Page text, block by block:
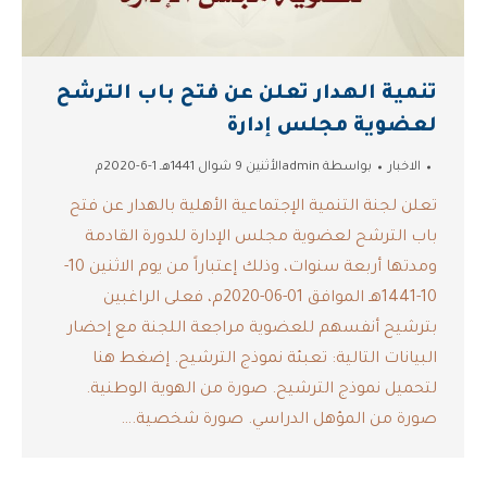
تنمية الهدار تعلن عن فتح باب الترشح
لعضوية مجلس إدارة
الاخبار بواسطة adminالأثنين 9 شوال 1441هـ 1-6-2020م
تعلن لجنة التنمية الإجتماعية الأهلية بالهدار عن فتح
باب الترشح لعضوية مجلس الإدارة للدورة القادمة
ومدتها أربعة سنوات، وذلك إعتباراً من يوم الاثنين 10-
10-1441هـ الموافق 01-06-2020م، فعلى الراغبين
بترشيح أنفسهم للعضوية مراجعة اللجنة مع إحضار
البيانات التالية: تعبئة نموذج الترشيح. إضغط هنا
لتحميل نموذج الترشيح. صورة من الهوية الوطنية.
صورة من المؤهل الدراسي. صورة شخصية.…